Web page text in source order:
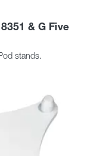
& G Five
stands.